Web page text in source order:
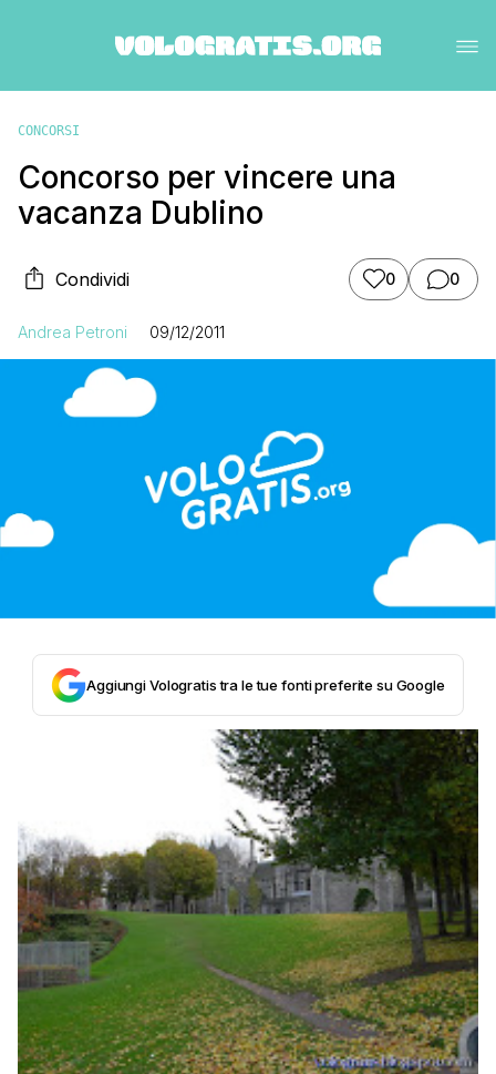
CONCORSI
Concorso per vincere una
vacanza Dublino
Condividi 0 0
Andrea Petroni 09/12/2011
Aggiungi Vologratis tra le tue fonti preferite su Google